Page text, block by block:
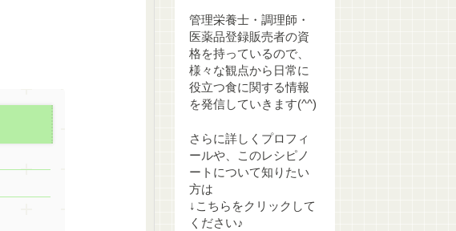
管理栄養士・調理師・
医薬品登録販売者の資
格を持っているので、
様々な観点から日常に
役立つ食に関する情報
を発信していきます(^^)
さらに詳しくプロフィ
ールや、このレシピノ
ートについて知りたい
方は
↓こちらをクリックして
ください♪